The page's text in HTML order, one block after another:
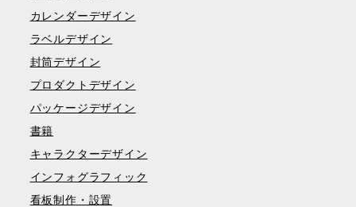
カレンダーデザイン
ラベルデザイン
封筒デザイン
プロダクトデザイン
パッケージデザイン
書籍
キャラクターデザイン
インフォグラフィック
看板制作・設置